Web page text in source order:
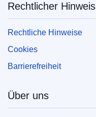
Rechtlicher Hinweis
Rechtliche Hinweise
Cookies
Barrierefreiheit
Über uns